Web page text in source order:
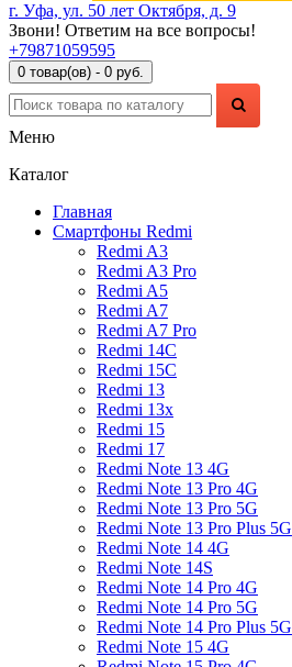
г. Уфа, ул. 50 лет Октября, д. 9
Звони! Ответим на все вопросы!
+79871059595
0 товар(ов) - 0 руб.
Меню
Каталог
Главная
Смартфоны Redmi
Redmi A3
Redmi A3 Pro
Redmi A5
Redmi A7
Redmi A7 Pro
Redmi 14C
Redmi 15C
Redmi 13
Redmi 13x
Redmi 15
Redmi 17
Redmi Note 13 4G
Redmi Note 13 Pro 4G
Redmi Note 13 Pro 5G
Redmi Note 13 Pro Plus 5G
Redmi Note 14 4G
Redmi Note 14S
Redmi Note 14 Pro 4G
Redmi Note 14 Pro 5G
Redmi Note 14 Pro Plus 5G
Redmi Note 15 4G